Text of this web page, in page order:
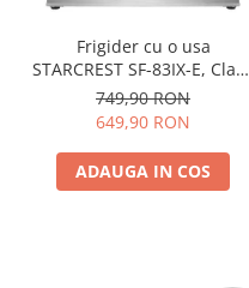
Frigider cu o usa
STARCREST SF-83IX-E, Clasa
E, Capacitate 83L, Iluminare
interioara, Compartiment
749,90 RON
649,90 RON
ADAUGA IN COS